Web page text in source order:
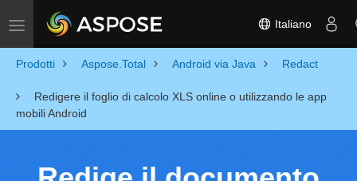
Toggle navigation Italiano
Prodotti Aspose.Total Android via Java Redact
Redigere il foglio di calcolo XLS online o utilizzando le app
mobili Android